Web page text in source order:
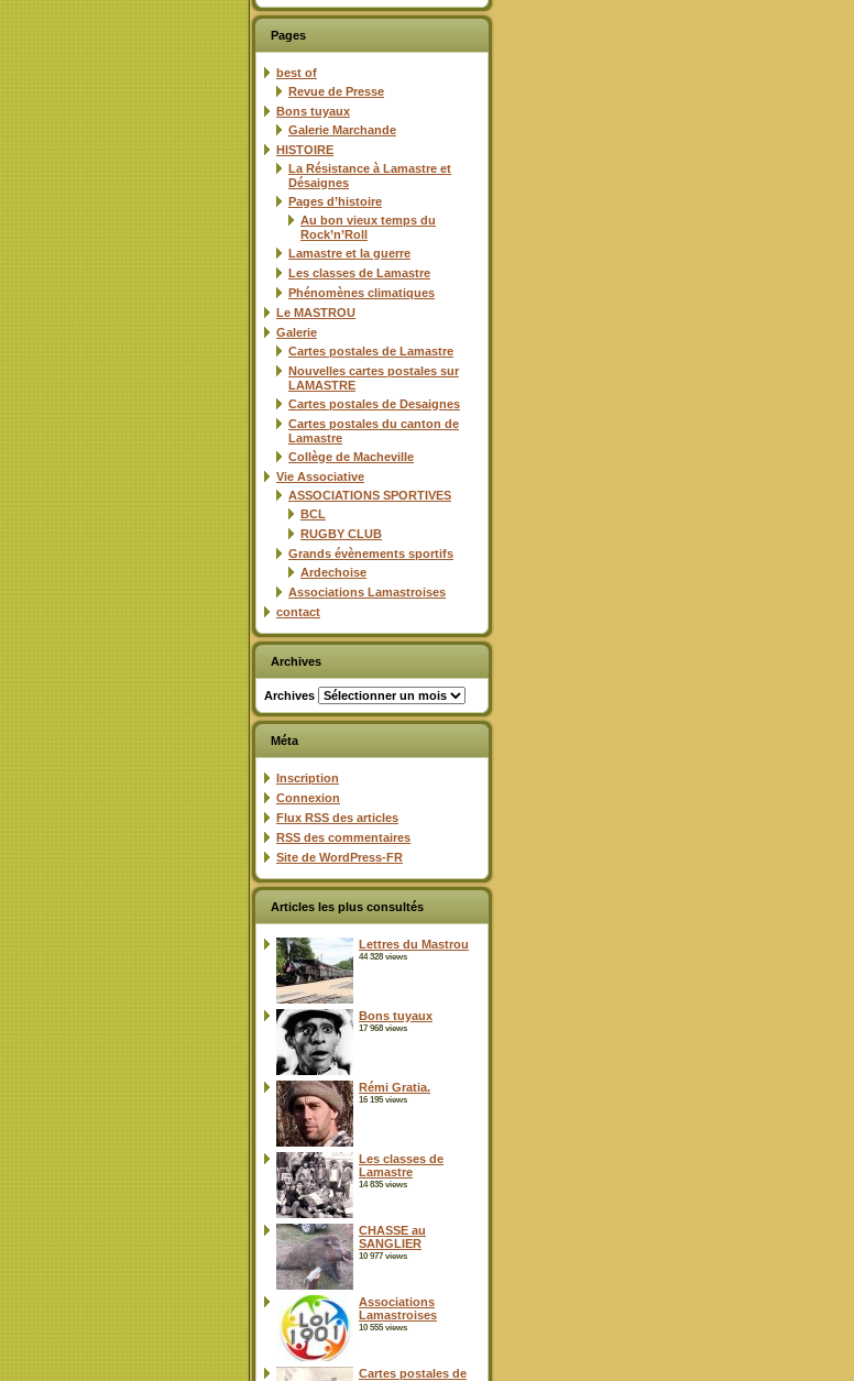
Pages
best of
Revue de Presse
Bons tuyaux
Galerie Marchande
HISTOIRE
La Résistance à Lamastre et
Désaignes
Pages d’histoire
Au bon vieux temps du
Rock’n’Roll
Lamastre et la guerre
Les classes de Lamastre
Phénomènes climatiques
Le MASTROU
Galerie
Cartes postales de Lamastre
Nouvelles cartes postales sur
LAMASTRE
Cartes postales de Desaignes
Cartes postales du canton de
Lamastre
Collège de Macheville
Vie Associative
ASSOCIATIONS SPORTIVES
BCL
RUGBY CLUB
Grands évènements sportifs
Ardechoise
Associations Lamastroises
contact
Archives
Archives
Méta
Inscription
Connexion
Flux RSS des articles
RSS des commentaires
Site de WordPress-FR
Articles les plus consultés
Lettres du Mastrou
44 328 views
Bons tuyaux
17 968 views
Rémi Gratia.
16 195 views
Les classes de
Lamastre
14 835 views
CHASSE au
SANGLIER
10 977 views
Associations
Lamastroises
10 555 views
Cartes postales de